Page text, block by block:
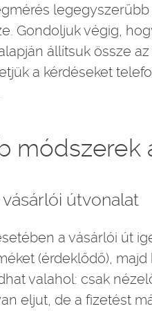
Gondoljuk végig,
állítsuk össze
a kérdéseket
módszerek
útvonalat
a vásárlói út
(érdeklődő),
valahol: csak
eljut, de a fizetést